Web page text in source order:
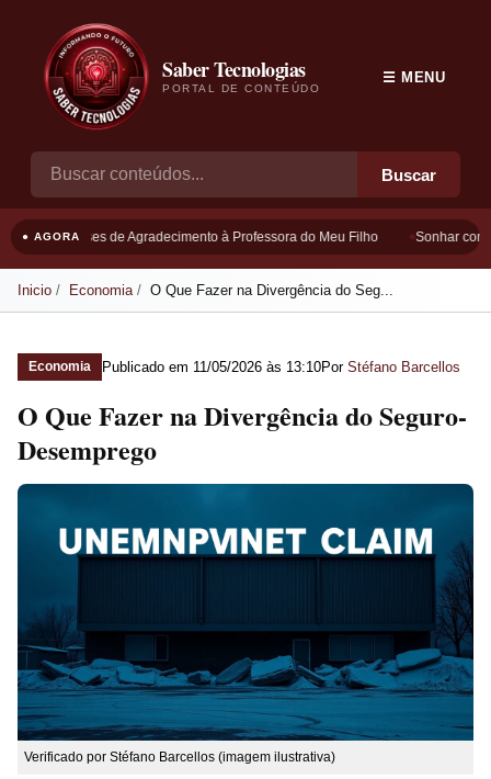
Saber Tecnologias
PORTAL DE CONTEÚDO
Buscar
☰ MENU
● AGORAFrases de Agradecimento à Professora do Meu Filho Sonhar com
Inicio Economia O Que Fazer na Divergência do Seg...
Economia Publicado em 11/05/2026 às 13:10Por Stéfano Barcellos
O Que Fazer na Divergência do Seguro-
Desemprego
Verificado por Stéfano Barcellos (imagem ilustrativa)